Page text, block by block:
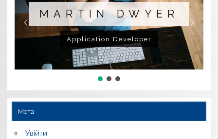
MARTIN DWYER
Application Developer
Мета
Увійти